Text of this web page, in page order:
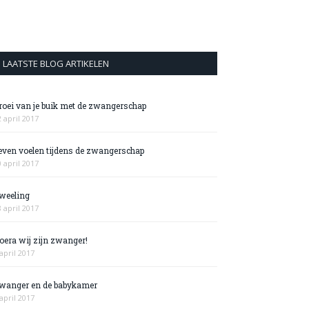
LAATSTE BLOG ARTIKELEN
van je buik met de zwangerschap
april 2017
voelen tijdens de zwangerschap
april 2017
april 2017
wij zijn zwanger!
2017
en de babykamer
2017